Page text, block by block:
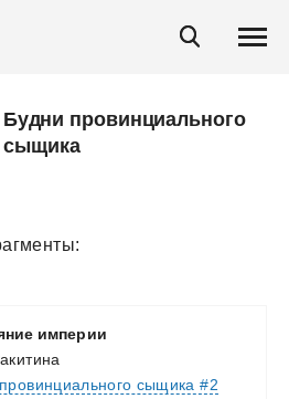
провинциального
сыщика
империи
сыщика #2